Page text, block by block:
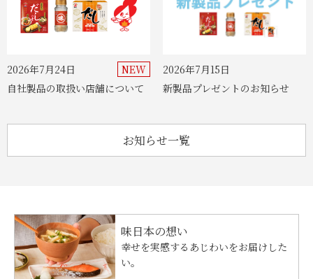
2026年7月24日
自社製品の取扱い店舗について
2026年7月15日
新製品プレゼントのお知らせ
お知らせ一覧
味日本の想い
幸せを実感するあじわいをお届けした
い。